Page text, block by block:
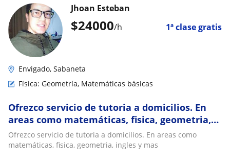
$24000/h 1ª clase gratis
Jhoan Esteban
Envigado, Sabaneta
Física: Geometría, Matemáticas básicas
Ofrezco servicio de tutoria a domicilios. En
areas como matemáticas, fisica, geometria,
ingles y mas
Ofrezco servicio de tutoria a domicilios. En areas como
matemáticas, fisica, geometria, ingles y mas